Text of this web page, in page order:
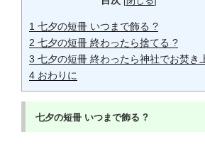
1 七夕の短冊 いつまで飾る ?
2 七夕の短冊 終わったら捨てる ?
3 七夕の短冊 終わったら神社でお焚き
4 おわりに
七夕の短冊 いつまで飾る ?